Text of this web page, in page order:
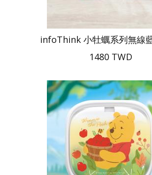
infoThink 小牡蠣系列無線
1480 TWD